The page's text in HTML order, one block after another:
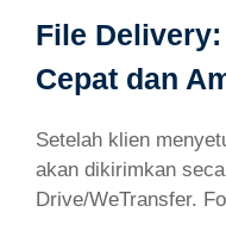
File
Cepat dan
Setelah klien
akan dikirimkan
Drive/WeTransfer.